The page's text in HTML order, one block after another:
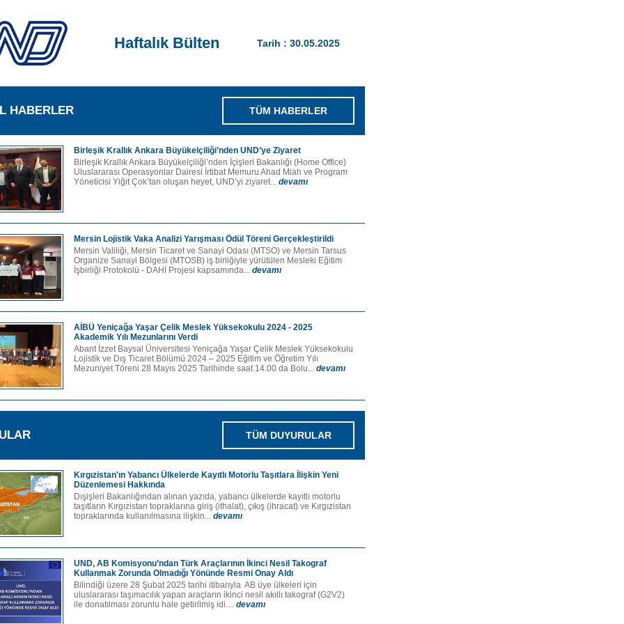
Haftalık Bülten Tarih : 30.05.2025
HABERLER TÜM HABERLER
Birleşik Krallık Ankara Büyükelçiliği’nden UND’ye Ziyaret
Birleşik Krallık Ankara Büyükelçiliği’nden İçişleri Bakanlığı (Home Office)
Uluslararası Operasyonlar Dairesi İrtibat Memuru Ahad Miah ve Program
Yöneticisi Yiğit Çok’tan oluşan heyet, UND’yi ziyaret... devamı
Mersin Lojistik Vaka Analizi Yarışması Ödül Töreni Gerçekleştirildi
Mersin Valiliği, Mersin Ticaret ve Sanayi Odası (MTSO) ve Mersin Tarsus
Organize Sanayi Bölgesi (MTOSB) iş birliğiyle yürütülen Mesleki Eğitim
İşbirliği Protokolü - DAHİ Projesi kapsamında... devamı
AİBÜ Yeniçağa Yaşar Çelik Meslek Yüksekokulu 2024 - 2025
Akademik Yılı Mezunlarını Verdi
Abant İzzet Baysal Üniversitesi Yeniçağa Yaşar Çelik Meslek Yüksekokulu
Lojistik ve Dış Ticaret Bölümü 2024 – 2025 Eğitim ve Öğretim Yılı
Mezuniyet Töreni 28 Mayıs 2025 Tarihinde saat 14.00 da Bolu... devamı
TÜM DUYURULAR
Kırgızistan'ın Yabancı Ülkelerde Kayıtlı Motorlu Taşıtlara İlişkin Yeni
Düzenlemesi Hakkında
Dışişleri Bakanlığından alınan yazıda, yabancı ülkelerde kayıtlı motorlu
taşıtların Kırgızistan topraklarına giriş (ithalat), çıkış (ihracat) ve Kırgızistan
topraklarında kullanılmasına ilişkin... devamı
UND, AB Komisyonu’ndan Türk Araçlarının İkinci Nesil Takograf
Kullanmak Zorunda Olmadığı Yönünde Resmi Onay Aldı
Bilindiği üzere 28 Şubat 2025 tarihi itibarıyla AB üye ülkeleri için
uluslararası taşımacılık yapan araçların ikinci nesil akıllı takograf (G2V2)
ile donatılması zorunlu hale getirilmiş idi.... devamı